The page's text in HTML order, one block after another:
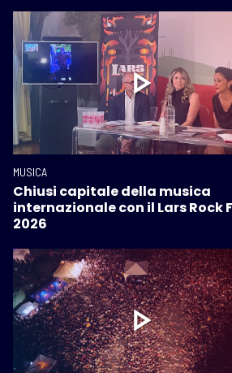
MUSICA
Chiusi capitale della musica
internazionale con il Lars Rock
2026